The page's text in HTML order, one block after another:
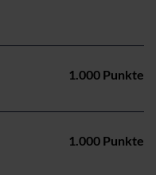
1.000 Punkte
1.000 Punkte